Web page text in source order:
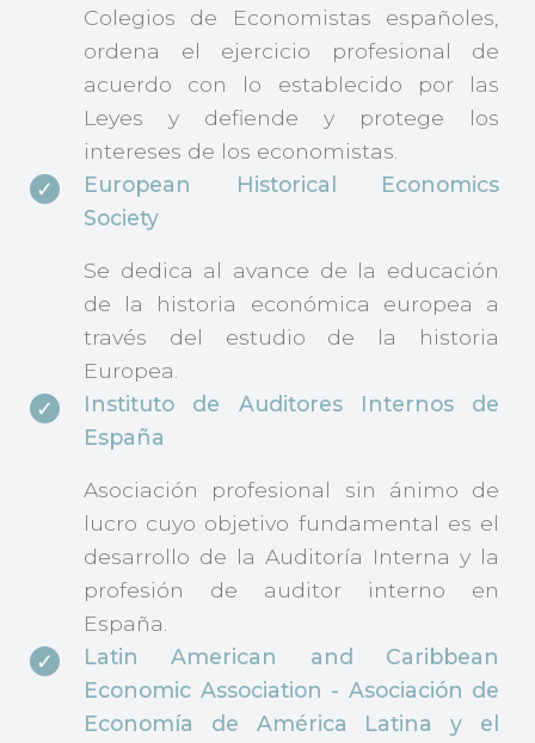
Colegios de Economistas españoles,
ordena el ejercicio profesional de
acuerdo con lo establecido por las
Leyes y defiende y protege los
intereses de los economistas.
European Historical Economics
Society
Se dedica al avance de la educación
de la historia económica europea a
través del estudio de la historia
Europea.
Instituto de Auditores Internos de
España
Asociación profesional sin ánimo de
lucro cuyo objetivo fundamental es el
desarrollo de la Auditoría Interna y la
profesión de auditor interno en
España.
Latin American and Caribbean
Economic Association - Asociación de
Economía de América Latina y el